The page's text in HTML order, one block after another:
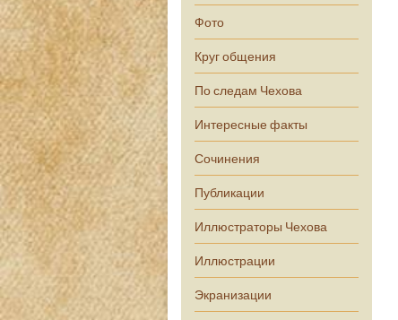
Фото
Круг общения
По следам Чехова
Интересные факты
Сочинения
Публикации
Иллюстраторы Чехова
Иллюстрации
Экранизации